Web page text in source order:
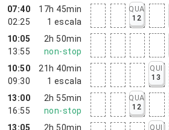
07:40
02:25
17h 45min
1 escala
QUA
12
10:05
13:55
2h 50min
non-stop
10:50
09:30
21h 40min
1 escala
QUI
13
13:00
16:55
2h 55min
non-stop
QUA
12
13:05 2h 50min QUI